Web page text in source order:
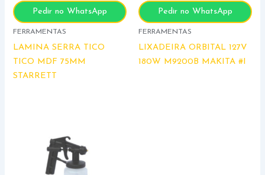
Pedir no WhatsApp
FERRAMENTAS
LAMINA SERRA TICO
TICO MDF 75MM
STARRETT
Pedir no WhatsApp
FERRAMENTAS
LIXADEIRA ORBITAL 127V
180W M9200B MAKITA #I